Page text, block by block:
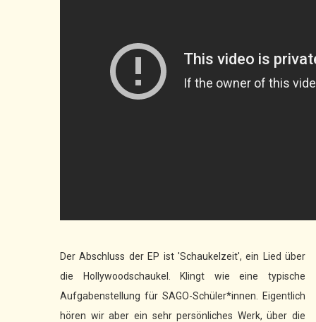
Der Abschluss der EP ist 'Schaukelzeit', ein Lied über
die Hollywoodschaukel. Klingt wie eine typische
Aufgabenstellung für SAGO-Schüler*innen. Eigentlich
hören wir aber ein sehr persönliches Werk, über die